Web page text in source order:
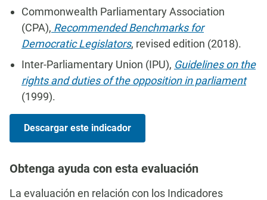
Commonwealth Parliamentary Association
(CPA), Recommended Benchmarks for
Democratic Legislators, revised edition (2018).
Inter-Parliamentary Union (IPU), Guidelines on the
rights and duties of the opposition in parliament
(1999).
Descargar este indicador
Obtenga ayuda con esta evaluación
La evaluación en relación con los Indicadores